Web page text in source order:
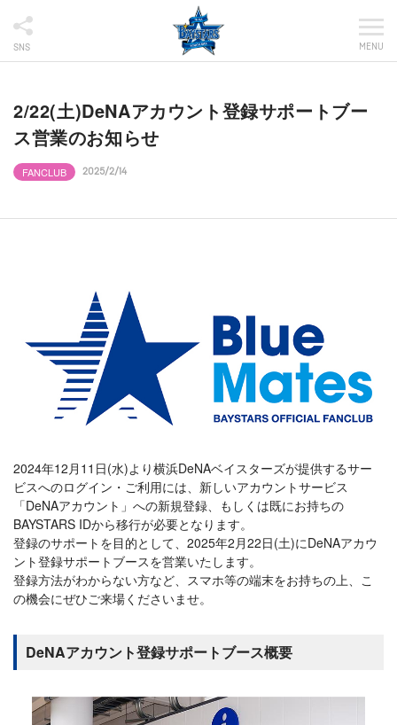
SNS MENU
2/22(土)DeNAアカウント登録サポートブー
ス営業のお知らせ
FANCLUB 2025/2/14
2024年12月11日(水)より横浜DeNAベイスターズが提供するサー
ビスへのログイン・ご利用には、新しいアカウントサービス
「DeNAアカウント」への新規登録、もしくは既にお持ちの
BAYSTARS IDから移行が必要となります。
登録のサポートを目的として、2025年2月22日(土)にDeNAアカウ
ント登録サポートブースを営業いたします。
登録方法がわからない方など、スマホ等の端末をお持ちの上、こ
の機会にぜひご来場くださいませ。
DeNAアカウント登録サポートブース概要